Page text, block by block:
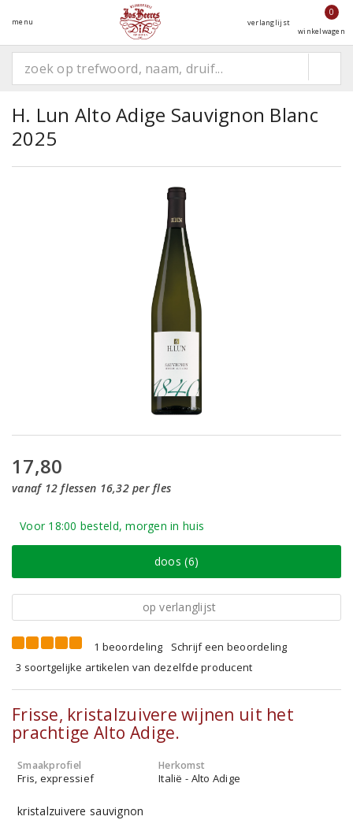
menu verlanglijst
0
winkelwagen
H. Lun Alto Adige Sauvignon Blanc
2025
17,80
vanaf 12 flessen 16,32 per fles
Voor 18:00 besteld, morgen in huis
doos (6)
op verlanglijst
1 beoordeling
Schrijf een beoordeling
3 soortgelijke artikelen van dezelfde producent
Frisse, kristalzuivere wijnen uit het
prachtige Alto Adige.
Smaakprofiel
Fris, expressief
Herkomst
Italië - Alto Adige
kristalzuivere sauvignon